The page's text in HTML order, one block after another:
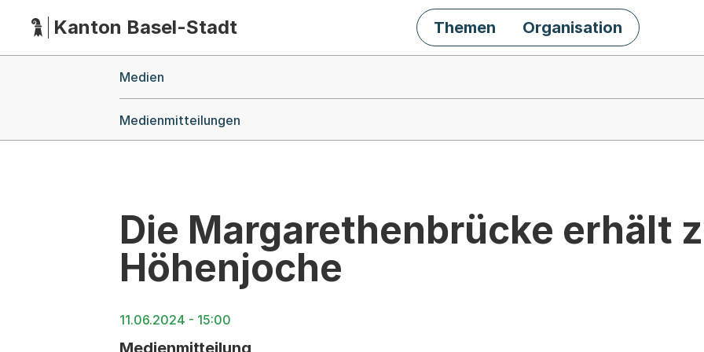
HauptnavigationKanton Basel-Stadt Themen Organisation
Medien
Medienmitteilungen
Die Margarethenbrücke erhält
Höhenjoche
11.06.2024 - 15:00
Medienmitteilung